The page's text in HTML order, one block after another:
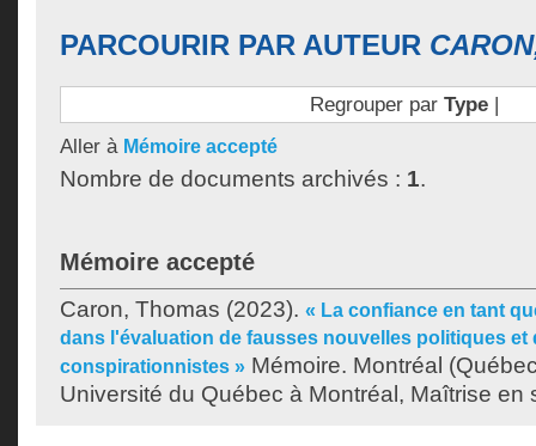
PARCOURIR PAR AUTEUR
Regrouper par Type|
Aller à Mémoire accepté
Nombre de documents archivés : 1.
Mémoire accepté
Caron, Thomas (2023). « La confiance en tant
dans l'évaluation de fausses nouvelles politiques et
conspirationnistes » Mémoire. Montréal
Université du Québec à Montréal, Maîtrise en